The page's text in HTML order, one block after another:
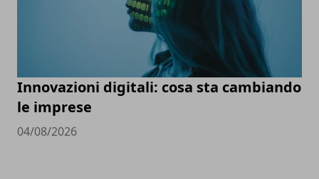
Innovazioni digitali: cosa sta cambiando
le imprese
04/08/2026